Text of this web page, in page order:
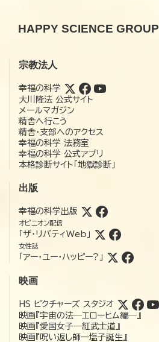
HAPPY SCIENCE GROUP
宗教法人
幸福の科学
大川隆法 公式サイト
メールマガジン
精舎へ行こう
精舎・支部へのアクセス
幸福の科学 法務室
幸福の科学 公式アプリ
本格診断サイト「地獄診断」
出版
幸福の科学出版
オピニオン配信
「ザ・リバティWeb」
女性誌
「アー・ユー・ハッピー?」
映画
HS ピクチャーズ スタジオ
映画『宇宙の法―エローヒム編―』
映画『愛国女子―紅武士道』
映画『呪い返し師—塩子誕生』